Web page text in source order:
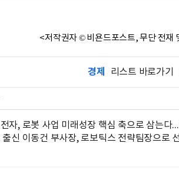
<저작권자 © 비욘드포스트, 무단 전재
경제 리스트 바로가기
자, 로봇 사업 미래성장 핵심 축으로 삼는다
출신 이동건 부사장, 로보틱스 전략팀장으로